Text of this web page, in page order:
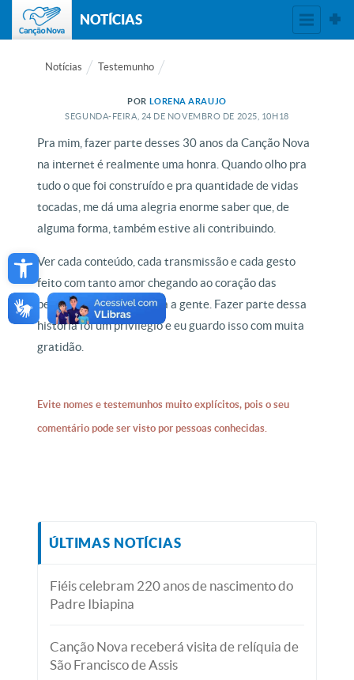
Open toolbar
NOTÍCIAS
Notícias Testemunho
POR LORENA ARAUJO
SEGUNDA-FEIRA, 24 DE NOVEMBRO DE 2025, 10H18
Pra mim, fazer parte desses 30 anos da Canção Nova
na internet é realmente uma honra. Quando olho pra
tudo o que foi construído e pra quantidade de vidas
tocadas, me dá uma alegria enorme saber que, de
alguma forma, também estive ali contribuindo.
Ver cada conteúdo, cada transmissão e cada gesto
feito com tanto amor chegando ao coração das
pessoas é algo que marca a gente. Fazer parte dessa
história foi um privilégio e eu guardo isso com muita
gratidão.
Evite nomes e testemunhos muito explícitos, pois o seu
comentário pode ser visto por pessoas conhecidas.
ÚLTIMAS NOTÍCIAS
Fiéis celebram 220 anos de nascimento do
Padre Ibiapina
Canção Nova receberá visita de relíquia de
São Francisco de Assis